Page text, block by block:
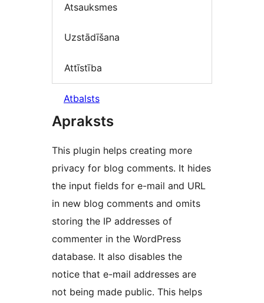
Atsauksmes
Uzstādīšana
Attīstība
Atbalsts
Apraksts
This plugin helps creating more
privacy for blog comments. It hides
the input fields for e-mail and URL
in new blog comments and omits
storing the IP addresses of
commenter in the WordPress
database. It also disables the
notice that e-mail addresses are
not being made public. This helps